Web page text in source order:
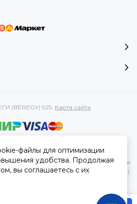
(BEREGY) 925. Карта сайта
товаров и услуг, носит
и ни при каких условиях не является
положениями Статьи 437(2)
кодекса РФ.
файлы для оптимизации
удобства. Продолжая
вы соглашаетесь с их